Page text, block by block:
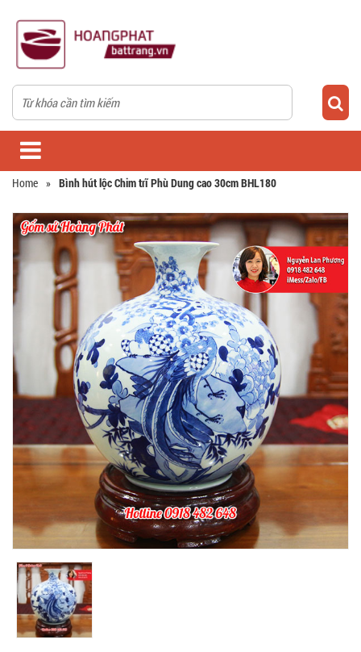
Home » Bình hút lộc Chim trĩ Phù Dung cao 30cm BHL180